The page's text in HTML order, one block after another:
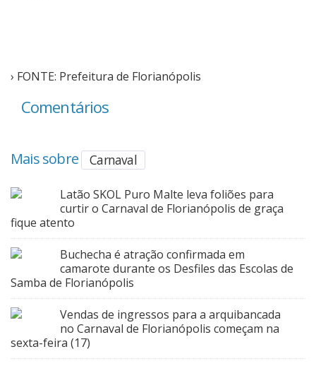
› FONTE: Prefeitura de Florianópolis
Comentários
Mais sobre Carnaval
Latão SKOL Puro Malte leva foliões para
curtir o Carnaval de Florianópolis de graça
fique atento
Buchecha é atração confirmada em
camarote durante os Desfiles das Escolas de
Samba de Florianópolis
Vendas de ingressos para a arquibancada
no Carnaval de Florianópolis começam na
sexta-feira (17)